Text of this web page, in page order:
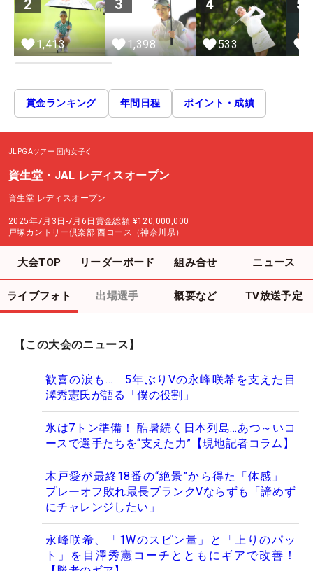
2
1,413
3
1,398
4
533
5
賞金ランキング 年間日程 ポイント・成績
JLPGAツアー 国内女子
資生堂・JAL レディスオープン
資生堂 レディスオープン
2025年7月3日-7月6日 賞金総額 ¥120,000,000
戸塚カントリー倶楽部 西コース（神奈川県）
大会TOP リーダーボード 組み合せ ニュース
ライブフォト 出場選手 概要など TV放送予定
【この大会のニュース】
歓喜の涙も… 5年ぶりVの永峰咲希を支えた目
澤秀憲氏が語る「僕の役割」
氷は7トン準備！ 酷暑続く日本列島…あつ～いコ
ースで選手たちを“支えた力”【現地記者コラム】
木戸愛が最終18番の“絶景”から得た「体感」
プレーオフ敗れ最長ブランクVならずも「諦めず
にチャレンジしたい」
永峰咲希、「1Wのスピン量」と「上りのパッ
ト」を目澤秀憲コーチとともにギアで改善！